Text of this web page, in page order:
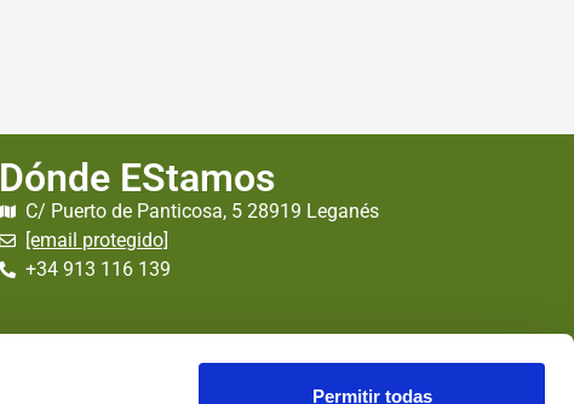
Permitir todas
Dónde EStamos
C/ Puerto de Panticosa, 5 28919 Leganés
[email protegido]
+34 913 116 139